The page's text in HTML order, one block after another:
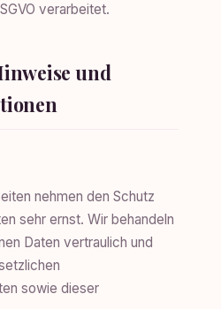
verarbeitet.
und
nehmen den Schutz
sehr ernst. Wir behandeln
Daten vertraulich und
sowie dieser